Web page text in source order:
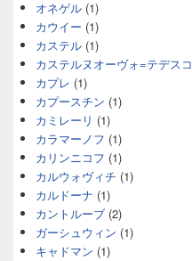
オネゲル (1)
カウイー (1)
カステル (1)
カステルヌオーヴォ=テデスコ
カプレ (1)
カプースチン (1)
カミレーリ (1)
カラマーノフ (1)
カリンニコフ (1)
カルウォヴィチ (1)
カルドーナ (1)
カントルーブ (2)
ガーシュウィン (1)
キャドマン (1)